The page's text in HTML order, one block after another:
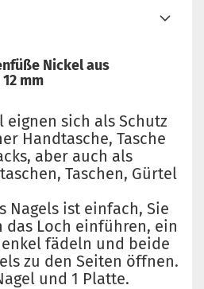
Nickel aus
mm
eignen sich als Schutz
Handtasche, Tasche
aber auch als
Taschen, Gürtel
Nagels ist einfach, Sie
das Loch einführen, ein
fädeln und beide
zu den Seiten öffnen.
und 1 Platte.